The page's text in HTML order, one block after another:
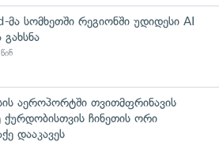
მა სომხეთში რეგიონში უდიდესი AI
გახსნა
აეროპორტში თვითმფრინავის
ქურდობისთვის ჩინეთის ორი
დააკავეს